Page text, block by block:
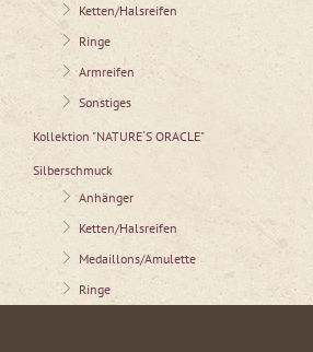
Ketten/Halsreifen
Ringe
Armreifen
Sonstiges
Kollektion "NATURE´S ORACLE"
Silberschmuck
Anhänger
Ketten/Halsreifen
Medaillons/Amulette
Ringe